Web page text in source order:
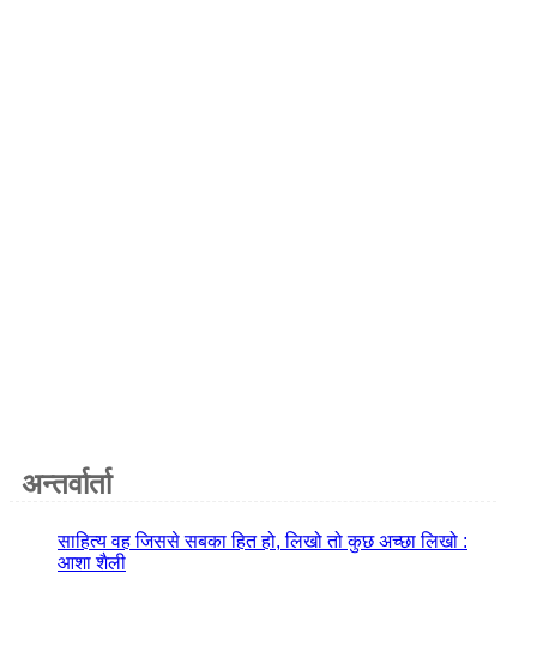
अन्तर्वार्ता
साहित्य वह जिससे सबका हित हो, लिखो तो कुछ अच्छा लिखो :
आशा शैली